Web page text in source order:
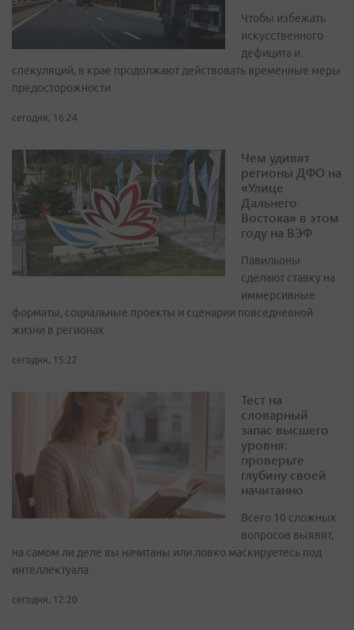
Чтобы избежать
искусственного
дефицита и
спекуляций, в крае продолжают действовать временные меры
предосторожности
сегодня, 16:24
Чем удивят
регионы ДФО на
«Улице
Дальнего
Востока» в этом
году на ВЭФ
Павильоны
сделают ставку на
иммерсивные
форматы, социальные проекты и сценарии повседневной
жизни в регионах
сегодня, 15:22
Тест на
словарный
запас высшего
уровня:
проверьте
глубину своей
начитанно
Всего 10 сложных
вопросов выявят,
на самом ли деле вы начитаны или ловко маскируетесь под
интеллектуала
сегодня, 12:20